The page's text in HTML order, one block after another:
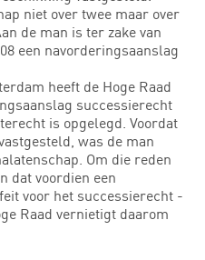
niet over twee maar over
de man is ter zake van
een navorderingsaanslag
heeft de Hoge Raad
successierecht
is opgelegd. Voordat
was de man
Om die reden
dat voordien een
voor het successierecht -
Raad vernietigt daarom